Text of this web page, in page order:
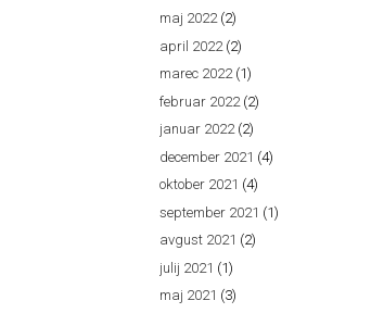
maj 2022(2)
april 2022 (2)
marec 2022(1)
februar 2022 (2)
januar 2022(2)
december 2021 (4)
oktober 2021 (4)
september 2021 (1)
avgust 2021 (2)
julij 2021 (1)
maj 2021 (3)